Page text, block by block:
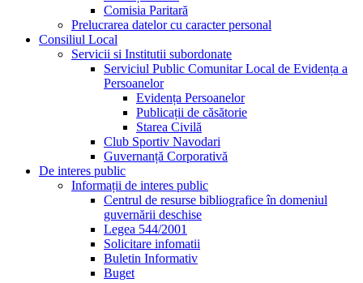
Comisia Paritară
Prelucrarea datelor cu caracter personal
Consiliul Local
Servicii si Institutii subordonate
Serviciul Public Comunitar Local de Evidența a
Persoanelor
Evidența Persoanelor
Publicații de căsătorie
Starea Civilă
Club Sportiv Navodari
Guvernanță Corporativă
De interes public
Informații de interes public
Centrul de resurse bibliografice în domeniul
guvernării deschise
Legea 544/2001
Solicitare infomatii
Buletin Informativ
Buget